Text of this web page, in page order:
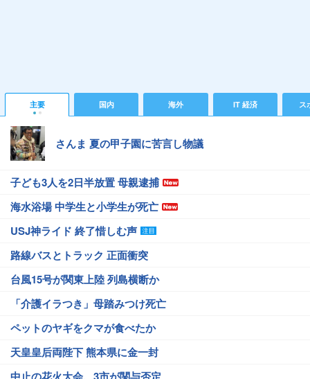
主要 国内 海外 IT 経済 ス
さんま 夏の甲子園に苦言し物議
子ども3人を2日半放置 母親逮捕
海水浴場 中学生と小学生が死亡
USJ神ライド 終了惜しむ声
路線バスとトラック 正面衝突
台風15号が関東上陸 列島横断か
「介護イラつき」母踏みつけ死亡
ペットのヤギをクマが食べたか
天皇皇后両陛下 熊本県に金一封